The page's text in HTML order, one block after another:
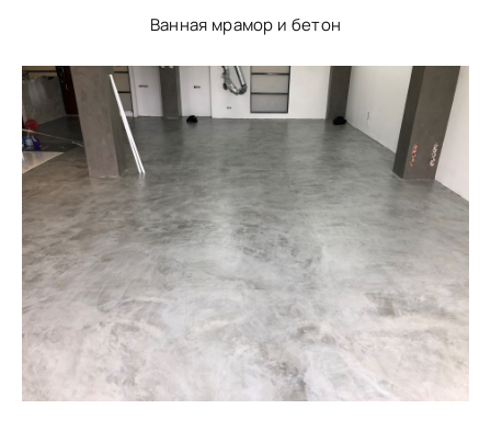
Ванная мрамор и бетон